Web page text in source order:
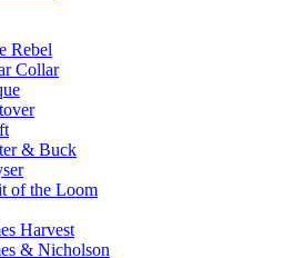
Rebel
Collar
& Buck
of the Loom
Harvest
& Nicholson